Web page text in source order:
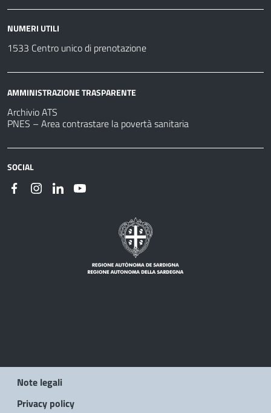
NUMERI UTILI
1533 Centro unico di prenotazione
AMMINISTRAZIONE TRASPARENTE
Archivio ATS
PNES – Area contrastare la povertà sanitaria
SOCIAL
Note legali
Privacy policy